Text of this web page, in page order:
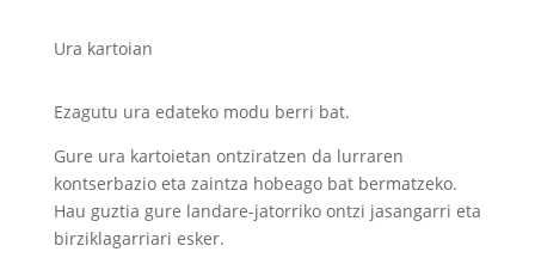
Ura kartoian
Ezagutu ura edateko modu berri bat.
Gure ura kartoietan ontziratzen da lurraren
kontserbazio eta zaintza hobeago bat bermatzeko.
Hau guztia gure landare-jatorriko ontzi jasangarri eta
birziklagarriari esker.